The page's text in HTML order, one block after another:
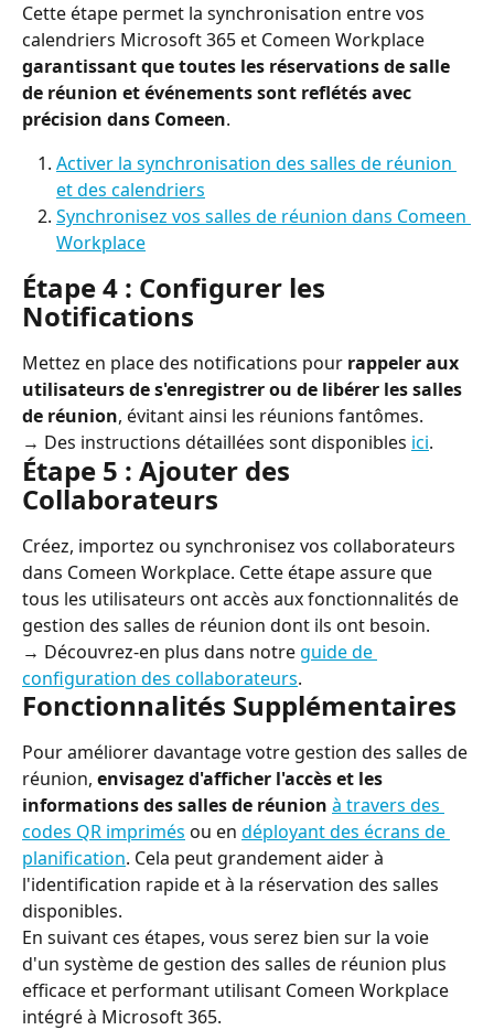
Cette étape permet la synchronisation entre vos
calendriers Microsoft 365 et Comeen Workplace
garantissant que toutes les réservations de salle
de réunion et événements sont reflétés avec
précision dans Comeen.
Activer la synchronisation des salles de réunion
et des calendriers
Synchronisez vos salles de réunion dans Comeen
Workplace
Étape 4 : Configurer les
Notifications
Mettez en place des notifications pour rappeler aux
utilisateurs de s'enregistrer ou de libérer les salles
de réunion, évitant ainsi les réunions fantômes.
→ Des instructions détaillées sont disponibles ici.
Étape 5 : Ajouter des
Collaborateurs
Créez, importez ou synchronisez vos collaborateurs
dans Comeen Workplace. Cette étape assure que
tous les utilisateurs ont accès aux fonctionnalités de
gestion des salles de réunion dont ils ont besoin.
→ Découvrez-en plus dans notre guide de
configuration des collaborateurs.
Fonctionnalités Supplémentaires
Pour améliorer davantage votre gestion des salles de
réunion, envisagez d'afficher l'accès et les
informations des salles de réunion à travers des
codes QR imprimés ou en déployant des écrans de
planification. Cela peut grandement aider à
l'identification rapide et à la réservation des salles
disponibles.
En suivant ces étapes, vous serez bien sur la voie
d'un système de gestion des salles de réunion plus
efficace et performant utilisant Comeen Workplace
intégré à Microsoft 365.